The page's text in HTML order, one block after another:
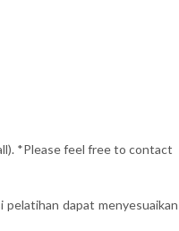
*Please feel free to contact
pelatihan dapat menyesuaikan